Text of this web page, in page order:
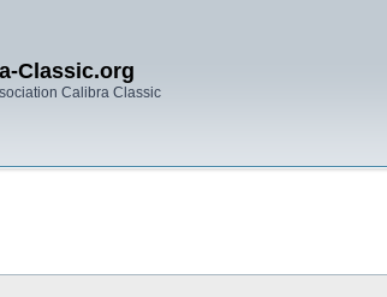
Classic.org
Calibra Classic